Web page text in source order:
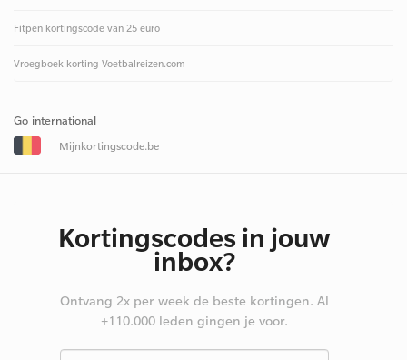
Fitpen kortingscode van 25 euro
Vroegboek korting Voetbalreizen.com
Go international
Mijnkortingscode.be
Kortingscodes in jouw
inbox?
Ontvang 2x per week de beste kortingen. Al
+110.000 leden gingen je voor.